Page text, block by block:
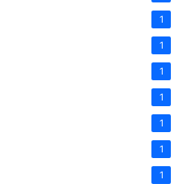
1
1
1
1
1
1
1